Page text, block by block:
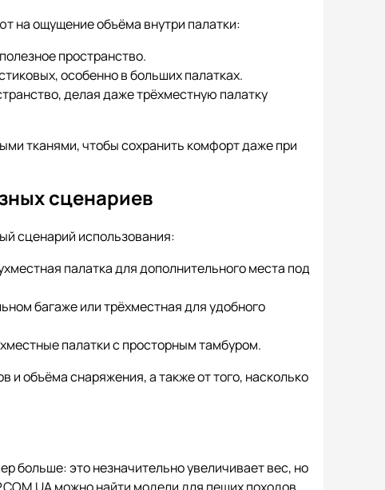
на ощущение объёма внутри палатки:
пространство.
особенно в больших палатках.
делая даже трёхместную палатку
тканями, чтобы сохранить комфорт даже при
сценариев
сценарий использования:
палатка для дополнительного места под
багаже или трёхместная для удобного
палатки с просторным тамбуром.
и объёма снаряжения, а также от того, насколько
больше: это незначительно увеличивает вес, но